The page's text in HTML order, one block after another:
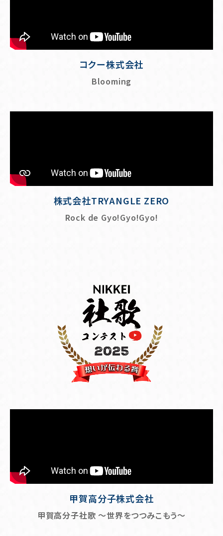
コクー株式会社
Blooming
株式会社TRYANGLE ZERO
Rock de Gyo!Gyo!Gyo!
甲賀高分子株式会社
甲賀高分子社歌 ～世界をつつみこもう～